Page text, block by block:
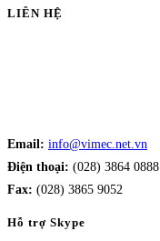
LIÊN HỆ
Email: info@vimec.net.vn
Điện thoại: (028) 3864 0888
Fax: (028) 3865 9052
Hỗ trợ Skype